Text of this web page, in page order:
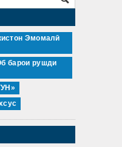
Эмомалӣ
барои рушди